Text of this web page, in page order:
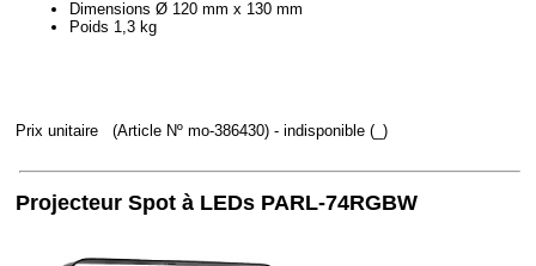
Dimensions Ø 120 mm x 130 mm
Poids 1,3 kg
Prix unitaire (Article Nº mo-386430) - indisponible (_)
Projecteur Spot à LEDs PARL-74RGBW